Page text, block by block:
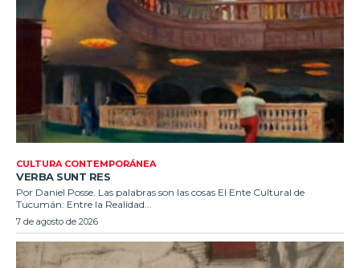
CULTURA CONTEMPORÁNEA
VERBA SUNT RES
Por Daniel Posse. Las palabras son las cosas El Ente Cultural de
Tucumán: Entre la Realidad...
7 de agosto de 2026